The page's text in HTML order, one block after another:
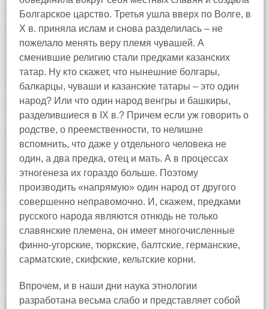
Болгарское царство. Третья ушла вверх по Волге, в
Х в. приняла ислам и снова разделилась – не
пожелало менять веру племя чувашей. А
сменившие религию стали предками казанских
татар. Ну кто скажет, что нынешние болгары,
балкарцы, чуваши и казанские татары – это один
народ? Или что один народ венгры и башкиры,
разделившиеся в IX в.? Причем если уж говорить о
родстве, о преемственности, то нелишне
вспомнить, что даже у отдельного человека не
один, а два предка, отец и мать. А в процессах
этногенеза их гораздо больше. Поэтому
производить «напрямую» один народ от другого
совершенно неправомочно. И, скажем, предками
русского народа являются отнюдь не только
славянские племена, он имеет многочисленные
финно-угорские, тюркские, балтские, германские,
сарматские, скифские, кельтские корни.
Впрочем, и в наши дни наука этнологии
разработана весьма слабо и представляет собой